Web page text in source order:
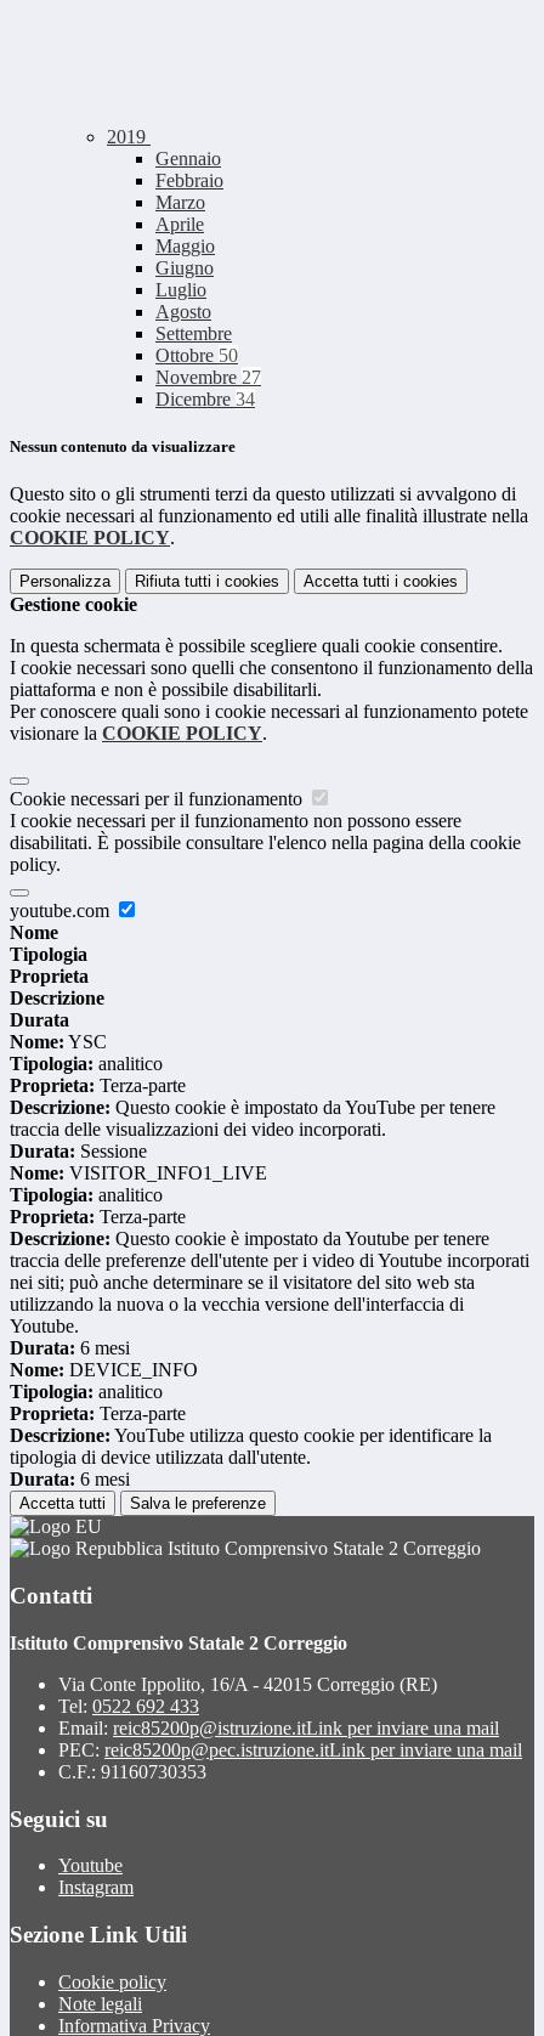
2019
Gennaio
Febbraio
Marzo
Aprile
Maggio
Giugno
Luglio
Agosto
Settembre
Ottobre 50
Novembre 27
Dicembre 34
Nessun contenuto da visualizzare
Questo sito o gli strumenti terzi da questo utilizzati si avvalgono di
cookie necessari al funzionamento ed utili alle finalità illustrate nella
COOKIE POLICY.
Personalizza Rifiuta tutti i cookies Accetta tutti i cookies
Gestione cookie
In questa schermata è possibile scegliere quali cookie consentire.
I cookie necessari sono quelli che consentono il funzionamento della
piattaforma e non è possibile disabilitarli.
Per conoscere quali sono i cookie necessari al funzionamento potete
visionare la COOKIE POLICY.
Cookie necessari per il funzionamento
I cookie necessari per il funzionamento non possono essere
disabilitati. È possibile consultare l'elenco nella pagina della cookie
policy.
youtube.com
Nome
Tipologia
Proprieta
Descrizione
Durata
Nome: YSC
Tipologia: analitico
Proprieta: Terza-parte
Descrizione: Questo cookie è impostato da YouTube per tenere
traccia delle visualizzazioni dei video incorporati.
Durata: Sessione
Nome: VISITOR_INFO1_LIVE
Tipologia: analitico
Proprieta: Terza-parte
Descrizione: Questo cookie è impostato da Youtube per tenere
traccia delle preferenze dell'utente per i video di Youtube incorporati
nei siti; può anche determinare se il visitatore del sito web sta
utilizzando la nuova o la vecchia versione dell'interfaccia di
Youtube.
Durata: 6 mesi
Nome: DEVICE_INFO
Tipologia: analitico
Proprieta: Terza-parte
Descrizione: YouTube utilizza questo cookie per identificare la
tipologia di device utilizzata dall'utente.
Durata: 6 mesi
Accetta tutti Salva le preferenze
Istituto Comprensivo Statale 2 Correggio
Contatti
Istituto Comprensivo Statale 2 Correggio
Via Conte Ippolito, 16/A - 42015 Correggio (RE)
Tel: 0522 692 433
Email: reic85200p@istruzione.itLink per inviare una mail
PEC: reic85200p@pec.istruzione.itLink per inviare una mail
C.F.: 91160730353
Seguici su
Youtube
Instagram
Sezione Link Utili
Cookie policy
Note legali
Informativa Privacy